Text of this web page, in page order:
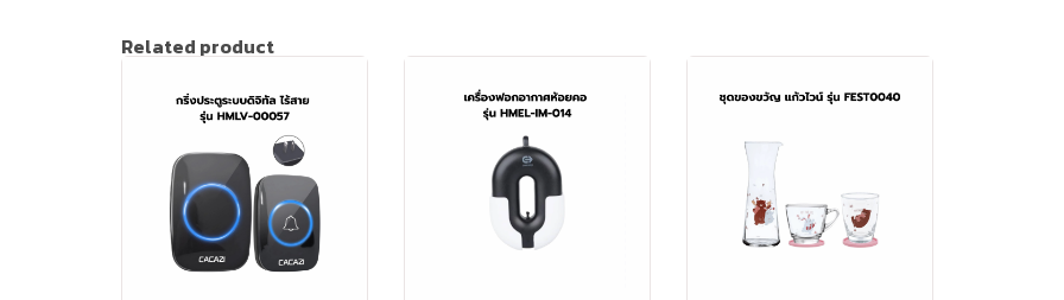
Related product